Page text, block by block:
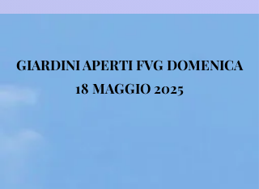
GIARDINI APERTI FVG DOMENICA
18 MAGGIO 2025